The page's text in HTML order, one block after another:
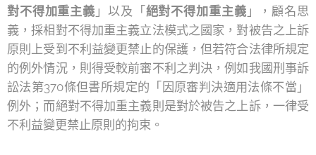
對不得加重主義 」以及「 絕對不得加重主義 」，顧名思
義，採相對不得加重主義立法模式之國家，對被告之上訴
原則上受到不利益變更禁止的保護，但若符合法律所規定
的例外情況，則得受較前審不利之判決，例如我國刑事訴
訟法第370條但書所規定的「因原審判決適用法條不當」
例外；而絕對不得加重主義則是對於被告之上訴，一律受
不利益變更禁止原則的拘束。